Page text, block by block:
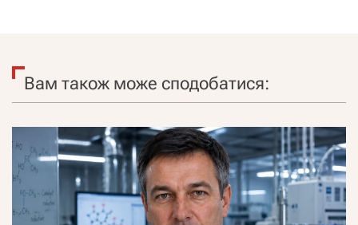
Вам також може сподобатися: